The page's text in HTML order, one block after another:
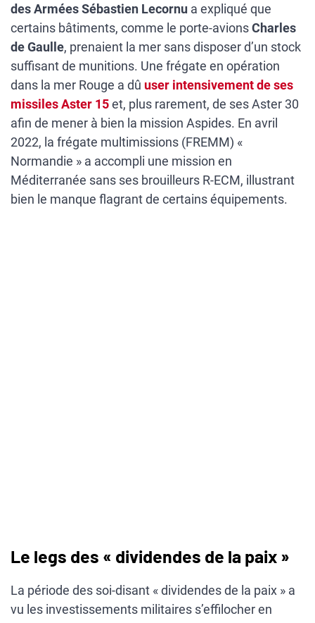
des Armées Sébastien Lecornu a expliqué que
certains bâtiments, comme le porte-avionsCharles
de Gaulle, prenaient la mer sans disposer d’un stock
suffisant de munitions. Une frégate en opération
dans la mer Rouge a dû user intensivement de ses
missiles Aster 15et, plus rarement, de ses Aster 30
afin de mener à bien la mission Aspides. En avril
2022, la frégate multimissions (FREMM) «
Normandie » a accompli une mission en
Méditerranée sans ses brouilleurs R-ECM, illustrant
bien le manque flagrant de certains équipements.
Le legs des « dividendes de la paix »
La période des soi-disant « dividendes de la paix » a
vu les investissements militaires s’effilocher en